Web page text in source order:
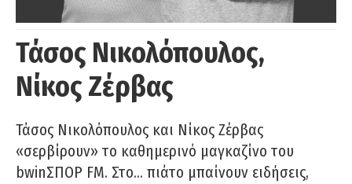
Τάσος Νικολόπουλος,
Νίκος Ζέρβας
Τάσος Νικολόπουλος και Νίκος Ζέρβας
«σερβίρουν» το καθημερινό μαγκαζίνο του
bwinΣΠΟΡ FM. Στο… πιάτο μπαίνουν ειδήσεις,